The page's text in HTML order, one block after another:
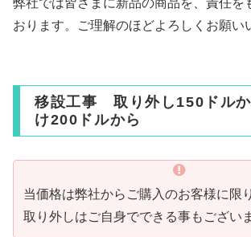
おります。ご理解のほどよろしくお願い
移設工事 取り外し150ドル
け200ドルから
当価格は弊社からご購入のお客様に限
取り外しはご自身でできる事もござい